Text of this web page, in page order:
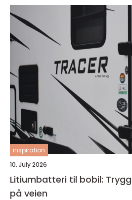
inspiration
10. July 2026
Litiumbatteri til bobil:
på veien